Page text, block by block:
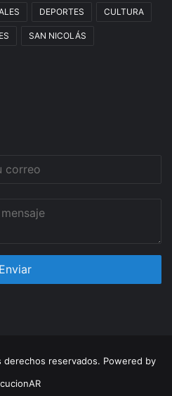
DEPORTES CULTURA
SAN NICOLÁS
reservados. Powered by